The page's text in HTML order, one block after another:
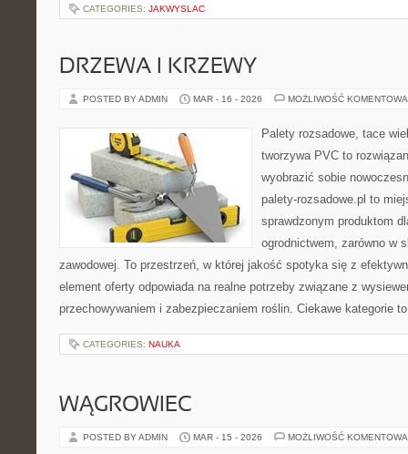
CATEGORIES: JAKWYSLAC
DRZEWA I KRZEWY
POSTED BY ADMIN MAR - 16 - 2026 MOŻLIWOŚĆ
Palety rozsadowe, tace
tworzywa PVC to
wyobrazić sobie
palety-rozsadowe.pl to
sprawdzonym produktom
ogrodnictwem, zarówno w
zawodowej. To przestrzeń, w której jakość spotyka się z
element oferty odpowiada na realne potrzeby związane z
przechowywaniem i zabezpieczaniem roślin. Ciekawe kategorie
CATEGORIES: NAUKA
WĄGROWIEC
POSTED BY ADMIN MAR - 15 - 2026 MOŻLIWOŚĆ